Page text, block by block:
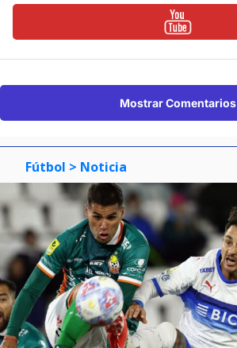
Mostrar Comentarios
Fútbol > Noticia